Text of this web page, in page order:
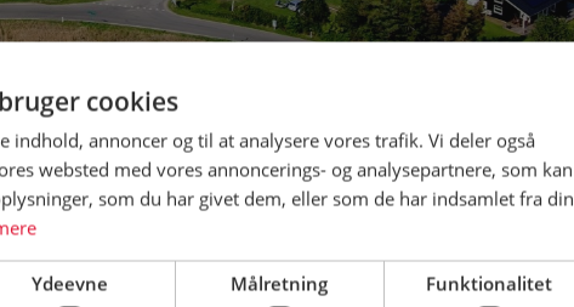
Siden du forsøgte at tilgå findes ikke.
cookies
indhold, annoncer og til at analysere vores trafik. Vi deler også
websted med vores annoncerings- og analysepartnere, som kan
som du har givet dem, eller som de har indsamlet fra din
Ydeevne Målretning Funktionalitet